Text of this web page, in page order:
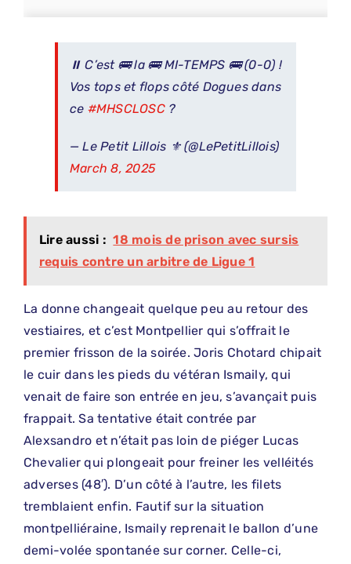
⏸️ C’est 🚌 la 🚌 MI-TEMPS 🚌 (0-0) !
Vos tops et flops côté Dogues dans
ce #MHSCLOSC?
— Le Petit Lillois ⚜️ (@LePetitLillois)
March 8, 2025
Lire aussi : 18 mois de prison avec sursis
requis contre un arbitre de Ligue 1
La donne changeait quelque peu au retour des
vestiaires, et c’est Montpellier qui s’offrait le
premier frisson de la soirée. Joris Chotard chipait
le cuir dans les pieds du vétéran Ismaily, qui
venait de faire son entrée en jeu, s’avançait puis
frappait. Sa tentative était contrée par
Alexsandro et n’était pas loin de piéger Lucas
Chevalier qui plongeait pour freiner les velléités
adverses (48′). D’un côté à l’autre, les filets
tremblaient enfin. Fautif sur la situation
montpelliéraine, Ismaily reprenait le ballon d’une
demi-volée spontanée sur corner. Celle-ci,